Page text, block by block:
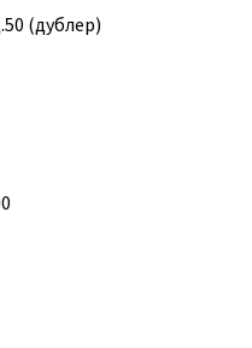
(дублер)